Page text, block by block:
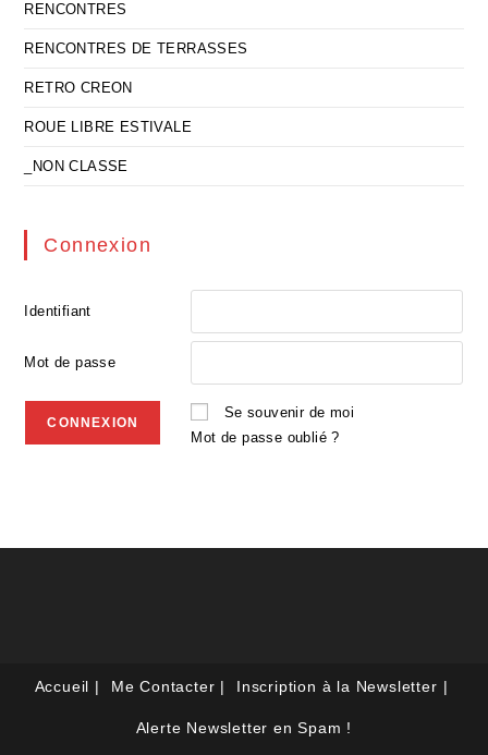
RENCONTRES
RENCONTRES DE TERRASSES
RETRO CREON
ROUE LIBRE ESTIVALE
_NON CLASSE
Connexion
Identifiant
Mot de passe
Se souvenir de moi
Mot de passe oublié ?
Accueil Me Contacter Inscription à la Newsletter
Alerte Newsletter en Spam !